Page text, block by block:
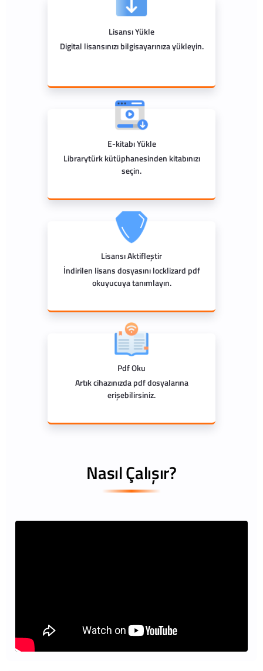
Lisansı Yükle
Digital lisansınızı bilgisayarınıza yükleyin.
E-kitabı Yükle
Librarytürk kütüphanesinden kitabınızı
seçin.
Lisansı Aktifleştir
İndirilen lisans dosyasını locklizard pdf
okuyucuya tanımlayın.
Pdf Oku
Artık cihazınızda pdf dosyalarına
erişebilirsiniz.
Nasıl Çalışır?